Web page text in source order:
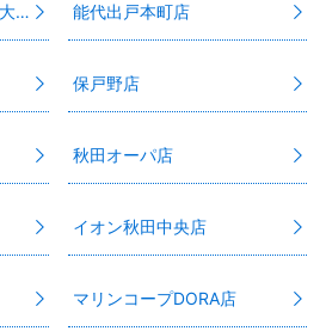
イオンスーパーセンター大館店 能代出戸本町店
保戸野店
秋田オーパ店
イオン秋田中央店
マリンコープDORA店